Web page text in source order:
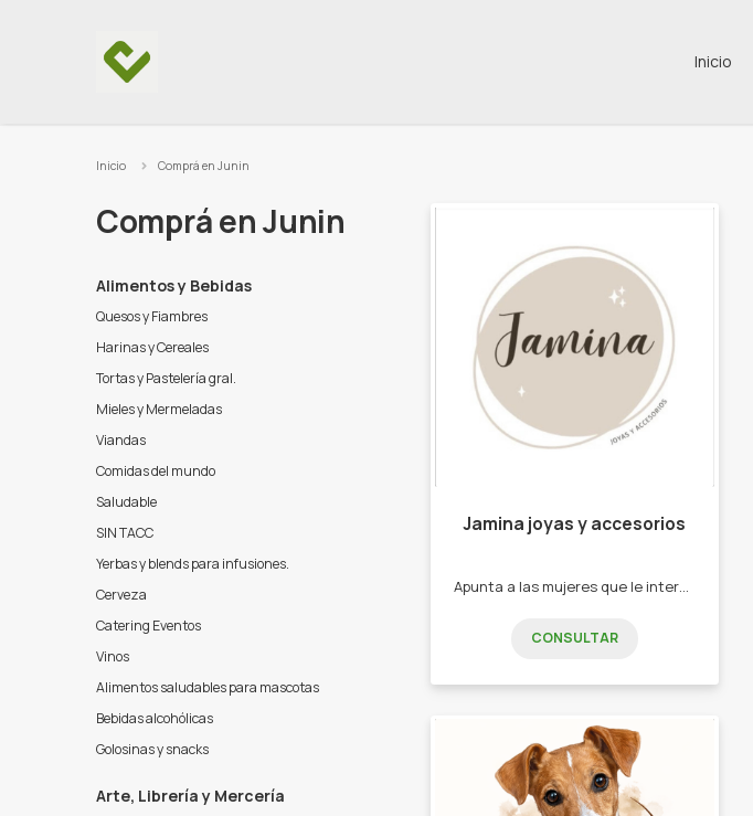
Inicio
Inicio Comprá en Junin
Comprá en Junin
Alimentos y Bebidas
Quesos y Fiambres
Harinas y Cereales
Tortas y Pastelería gral.
Mieles y Mermeladas
Viandas
Comidas del mundo
Saludable
SIN TACC
Yerbas y blends para infusiones.
Cerveza
Catering Eventos
Vinos
Alimentos saludables para mascotas
Bebidas alcohólicas
Golosinas y snacks
Arte, Librería y Mercería
Jamina joyas y accesorios
Apunta a las mujeres que le interese las joyas y accesorios complementarios -Cadenas -Anillos -Argollas -Aritos -Abridores -Pulseras
CONSULTAR